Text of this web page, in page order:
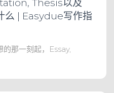
Thesis以及
么 | Easydue写作指
那一刻起，Essay,